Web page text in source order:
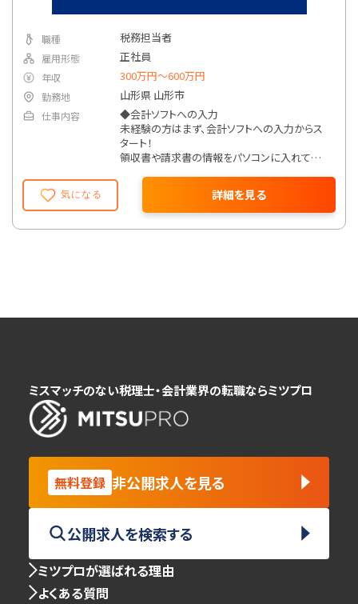
気になる 詳細を見る
職種 税務担当者
雇用形態 正社員
年収 300万円〜600万円
勤務地 山形県 山形市
仕事内容
◆会計ソフトへの入力
未経験の方はまず、会計ソフトへの入力からス
タート！
領収書や請求書の情報をパソコンに入れていく
エクセルやワードの基本さえわかれば問題あり
◆決算申告書の作成
緊張するかもしれませんが、会社の「今」を伝え
る大切な役目。
まずは、同行訪問という形で先輩といっしょにお
客様を回りながら、徐々に独り立ちしていただ
ミスマッチのない税理士・会計業界の転職ならミツプロ
無料登録 非公開求人を見る
公開求人を検索する
ミツプロが選ばれる理由
よくある質問